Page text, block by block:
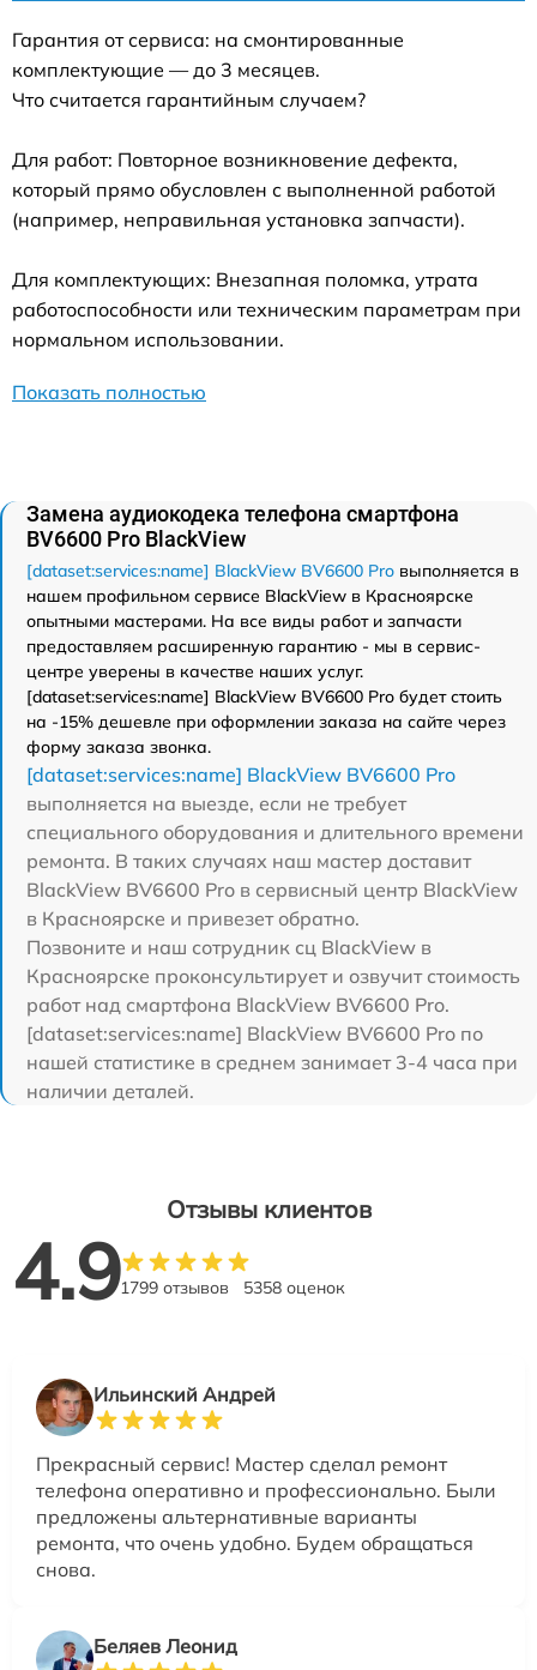
Гарантия от сервиса: на смонтированные
комплектующие — до 3 месяцев.
Что считается гарантийным случаем?
Для работ: Повторное возникновение дефекта,
который прямо обусловлен с выполненной работой
(например, неправильная установка запчасти).
Для комплектующих: Внезапная поломка, утрата
работоспособности или техническим параметрам при
нормальном использовании.
Показать полностью
Замена аудиокодека телефона смартфона
BV6600 Pro BlackView
[dataset:services:name] BlackView BV6600 Pro выполняется в
нашем профильном сервисе BlackView в Красноярске
опытными мастерами. На все виды работ и запчасти
предоставляем расширенную гарантию - мы в сервис-
центре уверены в качестве наших услуг.
[dataset:services:name] BlackView BV6600 Pro будет стоить
на -15% дешевле при оформлении заказа на сайте через
форму заказа звонка.
[dataset:services:name] BlackView BV6600 Pro
выполняется на выезде, если не требует
специального оборудования и длительного времени
ремонта. В таких случаях наш мастер доставит
BlackView BV6600 Pro в сервисный центр BlackView
в Красноярске и привезет обратно.
Позвоните и наш сотрудник сц BlackView в
Красноярске проконсультирует и озвучит стоимость
работ над смартфона BlackView BV6600 Pro.
[dataset:services:name] BlackView BV6600 Pro по
нашей статистике в среднем занимает 3-4 часа при
наличии деталей.
Отзывы клиентов
4.91799 отзывов 5358 оценок
Ильинский Андрей
Прекрасный сервис! Мастер сделал ремонт
телефона оперативно и профессионально. Были
предложены альтернативные варианты
ремонта, что очень удобно. Будем обращаться
снова.
Беляев Леонид